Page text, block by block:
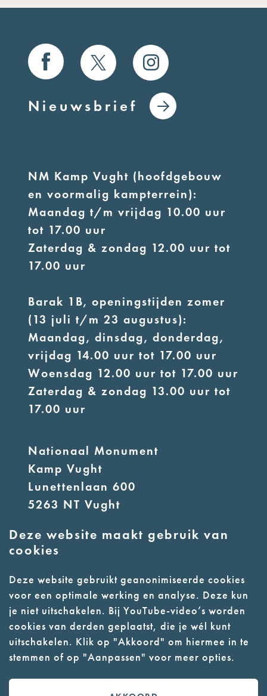
Deze website maakt gebruik van
cookies
Deze website gebruikt geanonimiseerde cookies
voor een optimale werking en analyse. Deze kun
je niet uitschakelen. Bij YouTube-video’s worden
cookies van derden geplaatst, die je wél kunt
uitschakelen. Klik op "Akkoord" om hiermee in te
stemmen of op "Aanpassen" voor meer opties.
Nieuwsbrief
NM Kamp Vught (hoofdgebouw
en voormalig kampterrein):
Maandag t/m vrijdag 10.00 uur
tot 17.00 uur
Zaterdag & zondag 12.00 uur tot
17.00 uur
Barak 1B, openingstijden zomer
(13 juli t/m 23 augustus):
Maandag, dinsdag, donderdag,
vrijdag 14.00 uur tot 17.00 uur
Woensdag 12.00 uur tot 17.00 uur
Zaterdag & zondag 13.00 uur tot
17.00 uur
Nationaal Monument
Kamp Vught
Lunettenlaan 600
5263 NT Vught
E:info@nmkampvught.nl
- Parkeer in de vakken of in de
parkeergarage (begane grond)
- Alleen geleidehonden
toegestaan